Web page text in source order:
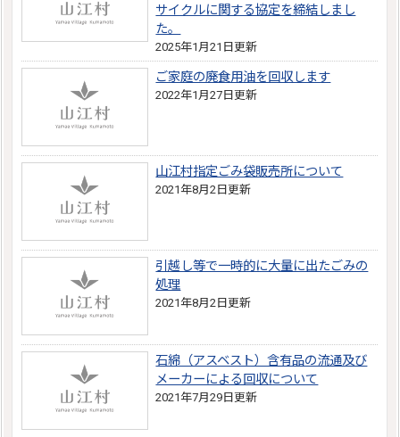
サイクルに関する協定を締結しまし
た。
2025年1月21日更新
ご家庭の廃食用油を回収します
2022年1月27日更新
山江村指定ごみ袋販売所について
2021年8月2日更新
引越し等で一時的に大量に出たごみの
処理
2021年8月2日更新
石綿（アスベスト）含有品の流通及び
メーカーによる回収について
2021年7月29日更新